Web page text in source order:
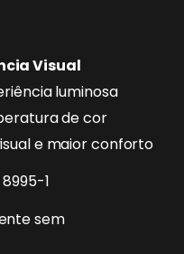
Visual
luminosa
de cor
e maior conforto
8995-1
sem